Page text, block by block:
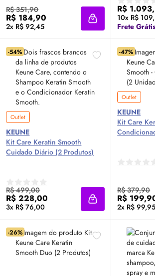
R$ 351,90
R$ 184,90
2x R$ 92,45 Adicionar à sacola
R$
10x R$
Frete Grátis
-54%
Outlet
KEUNE
Kit Care Keratin Smooth
Cuidado Diário (2 Produtos)
R$ 499,00
R$ 228,00
3x R$ 76,00 Adicionar à sacola
-47%
Outlet
KEUNE
Kit Care
R$ 379,90
R$
2x R$ 99,95
-26%